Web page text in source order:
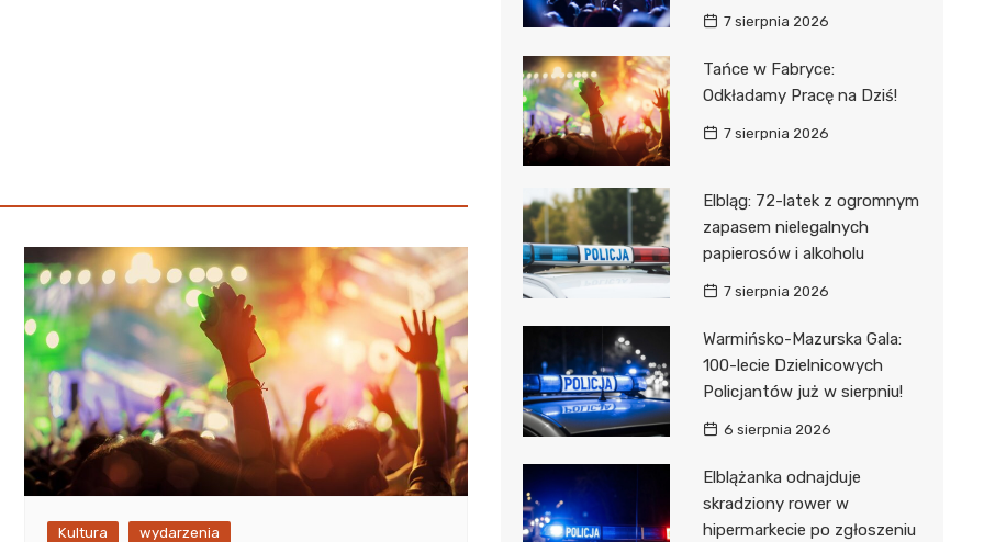
Kultura wydarzenia
7 sierpnia 2026
Tańce w Fabryce:
Odkładamy Pracę na Dziś!
7 sierpnia 2026
Elbląg: 72-latek z ogromnym
zapasem nielegalnych
papierosów i alkoholu
7 sierpnia 2026
Warmińsko-Mazurska Gala:
100-lecie Dzielnicowych
Policjantów już w sierpniu!
6 sierpnia 2026
Elblążanka odnajduje
skradziony rower w
hipermarkecie po zgłoszeniu